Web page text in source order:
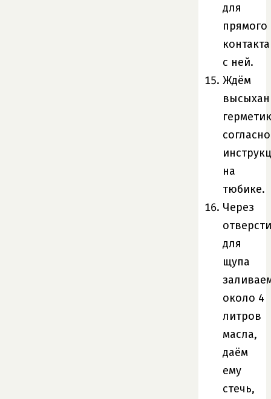
для
прямого
контакта
с ней.
Ждём
согласно
на
тюбике.
Через
для
щупа
около 4
литров
масла,
даём
ему
стечь,